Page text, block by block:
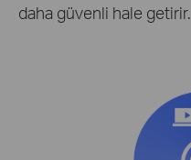
daha güvenli hale getirir.